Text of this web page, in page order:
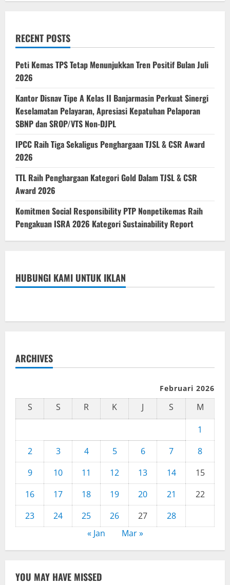
RECENT POSTS
Peti Kemas TPS Tetap Menunjukkan Tren Positif Bulan Juli
2026
Kantor Disnav Tipe A Kelas II Banjarmasin Perkuat Sinergi
Keselamatan Pelayaran, Apresiasi Kepatuhan Pelaporan
SBNP dan SROP/VTS Non-DJPL
IPCC Raih Tiga Sekaligus Penghargaan TJSL & CSR Award
2026
TTL Raih Penghargaan Kategori Gold Dalam TJSL & CSR
Award 2026
Komitmen Social Responsibility PTP Nonpetikemas Raih
Pengakuan ISRA 2026 Kategori Sustainability Report
HUBUNGI KAMI UNTUK IKLAN
ARCHIVES
Februari 2026
S S R K J S
M
1
2
3 4 5 6 7
8
9
10 11 12 13 14
15
16
17 18 19 20 21
22
23
24 25 26 27
28
« Jan
Mar »
YOU MAY HAVE MISSED